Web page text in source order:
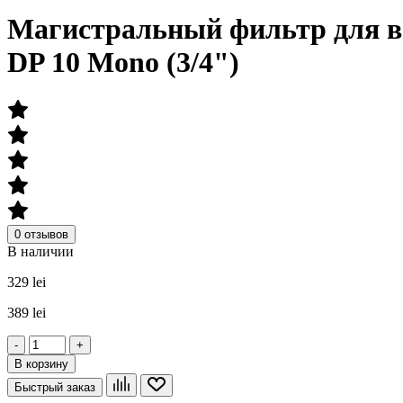
Магистральный фильтр для
DP 10 Mono (3/4")
0 отзывов
В наличии
329 lei
389 lei
-
+
В корзину
Быстрый заказ